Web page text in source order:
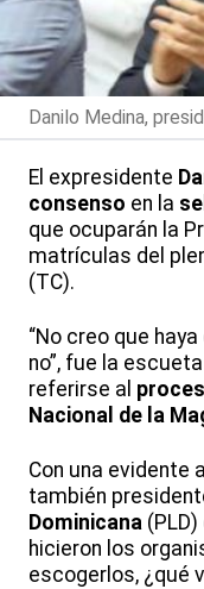
Danilo Medina,
El expresidente
consenso en la
que ocuparán la
matrículas del
(TC).
“No creo que haya
no”, fue la escueta
referirse al
Nacional de la
Con una evidente
también
Dominicana
hicieron los
escogerlos, ¿qué